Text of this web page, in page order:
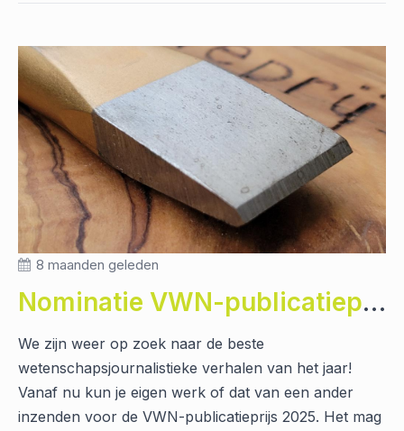
8 maanden geleden
Nominatie VWN-publicatieprijs 2025 van start!
We zijn weer op zoek naar de beste
wetenschapsjournalistieke verhalen van het jaar!
Vanaf nu kun je eigen werk of dat van een ander
inzenden voor de VWN-publicatieprijs 2025. Het mag